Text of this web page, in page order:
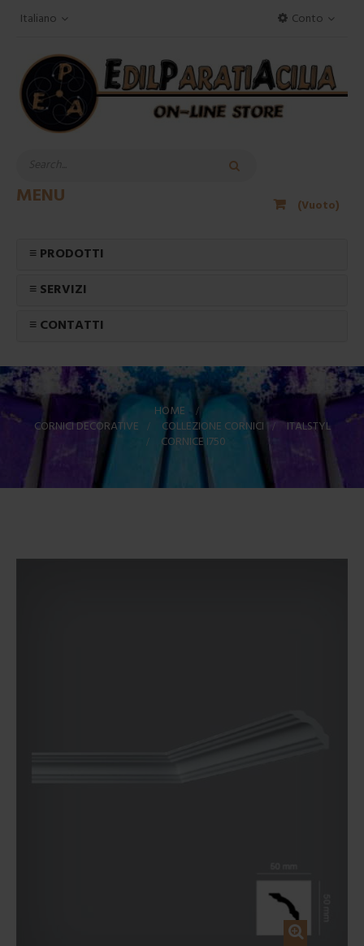
Conto
Italiano
(Vuoto)
MENU
≡ PRODOTTI
≡ SERVIZI
≡ CONTATTI
HOME
>
CORNICI DECORATIVE > COLLEZIONE CORNICI > ITALSTYL
>
CORNICE I750